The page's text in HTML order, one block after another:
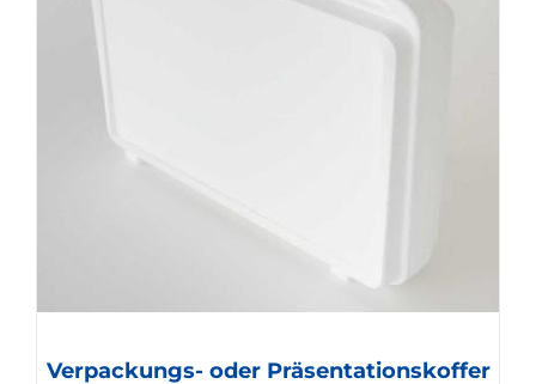
Verpackungs- oder Präsentationskoffer